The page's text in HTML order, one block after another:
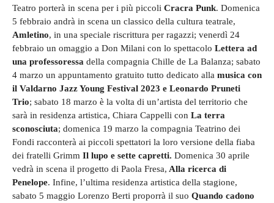
Teatro porterà in scena per i più piccoli Cracra Punk. Domenica
5 febbraio andrà in scena un classico della cultura teatrale,
Amletino, in una speciale riscrittura per ragazzi; venerdì 24
febbraio un omaggio a Don Milani con lo spettacolo Lettera ad
una professoressa della compagnia Chille de La Balanza; sabato
4 marzo un appuntamento gratuito tutto dedicato alla musica con
il Valdarno Jazz Young Festival 2023 e Leonardo Pruneti
Trio; sabato 18 marzo è la volta di un’artista del territorio che
sarà in residenza artistica, Chiara Cappelli con La terra
sconosciuta; domenica 19 marzo la compagnia Teatrino dei
Fondi racconterà ai piccoli spettatori la loro versione della fiaba
dei fratelli Grimm Il lupo e sette capretti. Domenica 30 aprile
vedrà in scena il progetto di Paola Fresa, Alla ricerca di
Penelope. Infine, l’ultima residenza artistica della stagione,
sabato 5 maggio Lorenzo Berti proporrà il suo Quando cadono